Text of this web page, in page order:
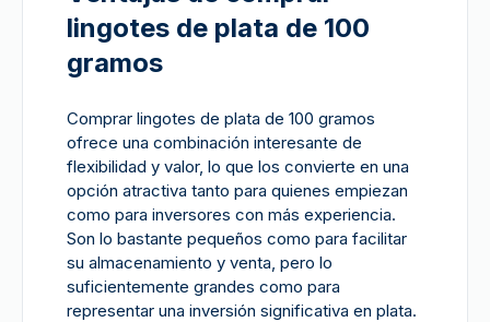
lingotes de plata de 100
gramos
Comprar lingotes de plata de 100 gramos
ofrece una combinación interesante de
flexibilidad y valor, lo que los convierte en una
opción atractiva tanto para quienes empiezan
como para inversores con más experiencia.
Son lo bastante pequeños como para facilitar
su almacenamiento y venta, pero lo
suficientemente grandes como para
representar una inversión significativa en plata.